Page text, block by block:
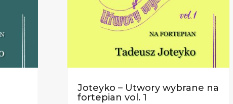
Joteyko – Utwory wybrane na
fortepian vol. 1